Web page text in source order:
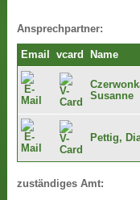
Ansprechpartner:
Email vcard Name
Susanne
Pettig,
zuständiges Amt: